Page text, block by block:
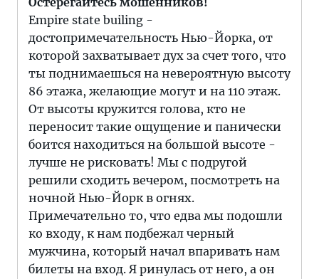
Empire state builing -
достопримечательность Нью-Йорка, от
которой захватывает дух за счет того, что
ты поднимаешься на невероятную высоту
86 этажа, желающие могут и на 110 этаж.
От высоты кружится голова, кто не
переносит такие ощущение и панически
боится находиться на большой высоте -
лучше не рисковать! Мы с подругой
решили сходить вечером, посмотреть на
ночной Нью-Йорк в огнях.
Примечательно то, что едва мы подошли
ко входу, к нам подбежал черный
мужчина, который начал впаривать нам
билеты на вход. Я ринулась от него, а он